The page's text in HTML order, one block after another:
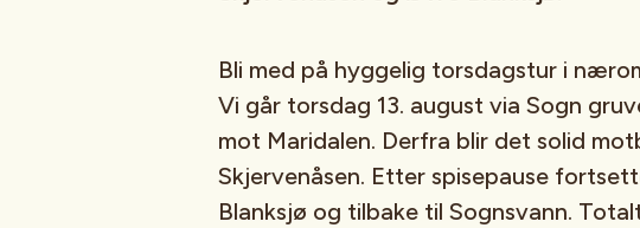
Bli med på hyggelig torsdagstur i
Vi går torsdag 13. august via Sogn
mot Maridalen. Derfra blir det solid
Skjervenåsen. Etter spisepause
Blanksjø og tilbake til Sognsvann.